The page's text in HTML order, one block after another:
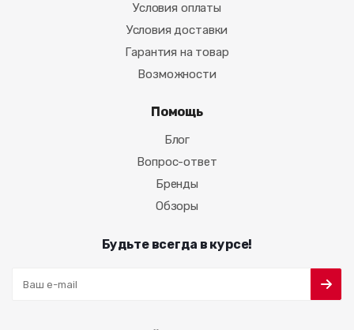
Условия оплаты
Условия доставки
Гарантия на товар
Возможности
Помощь
Блог
Вопрос-ответ
Бренды
Обзоры
Будьте всегда в курсе!